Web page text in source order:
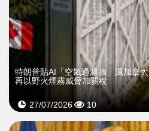
特朗普貼AI「空氣過濾牆」諷加拿大
再以野火煙霧威脅加關稅
27/07/2026 10